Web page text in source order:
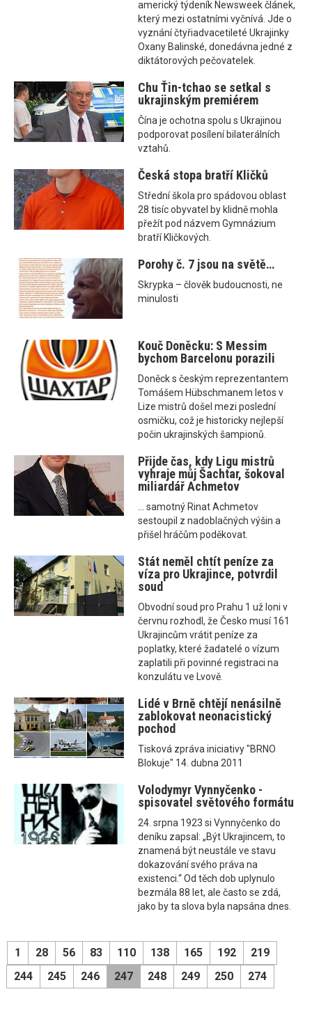
americký týdeník Newsweek článek,
který mezi ostatními vyčnívá. Jde o
vyznání čtyřiadvacetileté Ukrajinky
Oxany Balinské, donedávna jedné z
diktátorových pečovatelek.
Chu Ťin-tchao se setkal s
ukrajinským premiérem
Čína je ochotna spolu s Ukrajinou
podporovat posílení bilaterálních
vztahů.
Česká stopa bratří Kličků
Střední škola pro spádovou oblast
28 tisíc obyvatel by klidně mohla
přežít pod názvem Gymnázium
bratří Kličkových.
Porohy č. 7 jsou na světě…
Skrypka – člověk budoucnosti, ne
minulosti
Kouč Doněcku: S Messim
bychom Barcelonu porazili
Doněck s českým reprezentantem
Tomášem Hübschmanem letos v
Lize mistrů došel mezi poslední
osmičku, což je historicky nejlepší
počin ukrajinských šampionů.
Přijde čas, kdy Ligu mistrů
vyhraje můj Šachtar, šokoval
miliardář Achmetov
... samotný Rinat Achmetov
sestoupil z nadoblačných výšin a
přišel hráčům poděkovat.
Stát neměl chtít peníze za
víza pro Ukrajince, potvrdil
soud
Obvodní soud pro Prahu 1 už loni v
červnu rozhodl, že Česko musí 161
Ukrajincům vrátit peníze za
poplatky, které žadatelé o vízum
zaplatili při povinné registraci na
konzulátu ve Lvově.
Lidé v Brně chtějí nenásilně
zablokovat neonacistický
pochod
Tisková zpráva iniciativy "BRNO
Blokuje" 14. dubna 2011
Volodymyr Vynnyčenko -
spisovatel světového formátu
24. srpna 1923 si Vynnyčenko do
deníku zapsal: „Být Ukrajincem, to
znamená být neustále ve stavu
dokazování svého práva na
existenci.“ Od těch dob uplynulo
bezmála 88 let, ale často se zdá,
jako by ta slova byla napsána dnes.
1 28 56 83 110 138 165 192
219
244
245 246 247 248 249 250 274